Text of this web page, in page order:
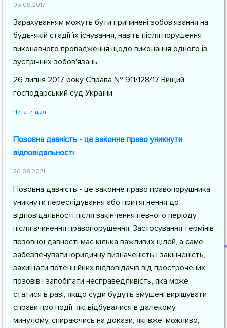
05.08.2017
Зарахуванням можуть бути припинені зобов'язання на
будь-якій стадії їх існування, навіть після порушення
виконавчого провадження щодо виконання одного із
зустрічних зобов'язань
26 липня 2017 року Справа № 911/128/17 Вищий
господарський суд України
Читати далі
Позовна давність - це законне право уникнути
відповідальності
20.08.2021
Позовна давність - це законне право правопорушника
уникнути переслідування або притягнення до
відповідальності після закінчення певного періоду
після вчинення правопорушення. Застосування термінів
позовної давності має кілька важливих цілей, а саме:
забезпечувати юридичну визначеність і закінченість,
захищати потенційних відповідачів від прострочених
позовів і запобігати несправедливість, яка може
статися в разі, якщо суди будуть змушені вирішувати
справи про події, які відбувалися в далекому
минулому, спираючись на докази, які вже, можливо,